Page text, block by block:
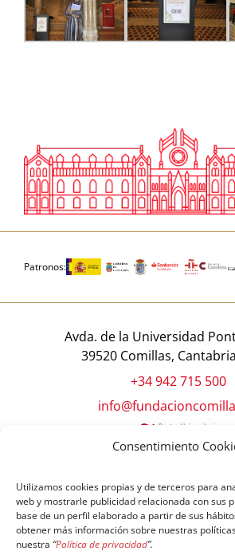
Consentimiento
Utilizamos cookies propias y de terceros para
web y mostrarle publicidad relacionada con sus
base de un perfil elaborado a partir de sus
obtener más información sobre nuestras
nuestra “Política de privacidad”.
Patronos:
Avda. de la Universidad
39520 Comillas,
+34 942 715 500